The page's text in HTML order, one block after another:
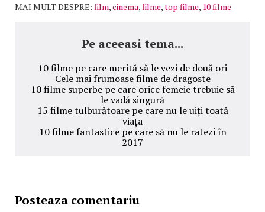
MAI MULT DESPRE: film,cinema,filme,top filme, 10 filme
Pe aceeasi tema...
10 filme pe care merită să le vezi de două ori
Cele mai frumoase filme de dragoste
10 filme superbe pe care orice femeie trebuie să
le vadă singură
15 filme tulburătoare pe care nu le uiți toată
viața
10 filme fantastice pe care să nu le ratezi în
2017
Posteaza comentariu